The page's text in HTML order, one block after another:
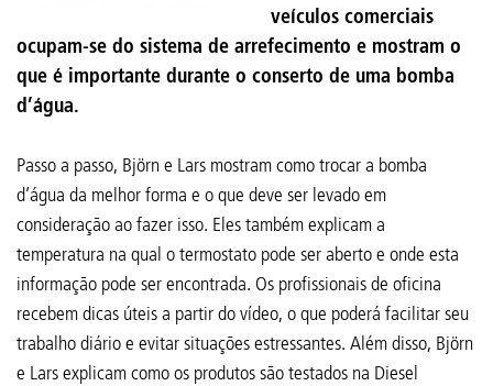
veículos comerciais
ocupam-se do sistema de arrefecimento e mostram o
que é importante durante o conserto de uma bomba
d’água.
Passo a passo, Björn e Lars mostram como trocar a bomba
d’água da melhor forma e o que deve ser levado em
consideração ao fazer isso. Eles também explicam a
temperatura na qual o termostato pode ser aberto e onde esta
informação pode ser encontrada. Os profissionais de oficina
recebem dicas úteis a partir do vídeo, o que poderá facilitar seu
trabalho diário e evitar situações estressantes. Além disso, Björn
e Lars explicam como os produtos são testados na Diesel